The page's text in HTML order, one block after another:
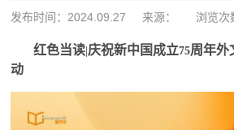
发布时间：2024.09.27 来源： 浏览次
红色当读 庆祝新中国成立75周年外
动